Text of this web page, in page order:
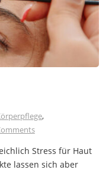
,
Stress für Haut
lassen sich aber